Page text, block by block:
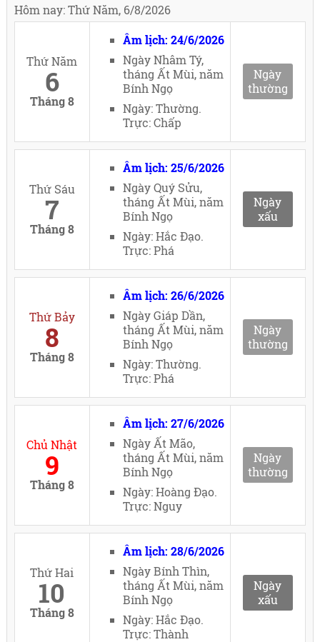
Hôm nay: Thứ Năm, 6/8/2026
Thứ Năm
6
Tháng 8
Âm lịch: 24/6/2026
Ngày Nhâm Tý,
tháng Ất Mùi, năm
Bính Ngọ
Ngày: Thường.
Trực: Chấp
Ngày
thường
Thứ Sáu
7
Tháng 8
Âm lịch: 25/6/2026
Ngày Quý Sửu,
tháng Ất Mùi, năm
Bính Ngọ
Ngày: Hắc Đạo.
Trực: Phá
Ngày
xấu
Thứ Bảy
8
Tháng 8
Âm lịch: 26/6/2026
Ngày Giáp Dần,
tháng Ất Mùi, năm
Bính Ngọ
Ngày: Thường.
Trực: Phá
Ngày
thường
Chủ Nhật
9
Tháng 8
Âm lịch: 27/6/2026
Ngày Ất Mão,
tháng Ất Mùi, năm
Bính Ngọ
Ngày: Hoàng Đạo.
Trực: Nguy
Ngày
thường
Thứ Hai
10
Tháng 8
Âm lịch: 28/6/2026
Ngày Bính Thìn,
tháng Ất Mùi, năm
Bính Ngọ
Ngày: Hắc Đạo.
Trực: Thành
Ngày
xấu